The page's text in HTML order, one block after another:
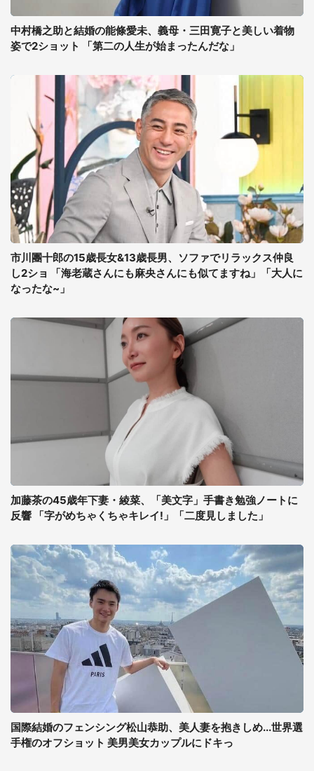
中村橋之助と結婚の能條愛未、義母・三田寛子と美しい着物
姿で2ショット 「第二の人生が始まったんだな」
市川團十郎の15歳長女&13歳長男、ソファでリラックス仲良
し2ショ 「海老蔵さんにも麻央さんにも似てますね」「大人に
なったな~」
加藤茶の45歳年下妻・綾菜、「美文字」手書き勉強ノートに
反響 「字がめちゃくちゃキレイ!」「二度見しました」
国際結婚のフェンシング松山恭助、美人妻を抱きしめ...世界選
手権のオフショット 美男美女カップルにドキっ